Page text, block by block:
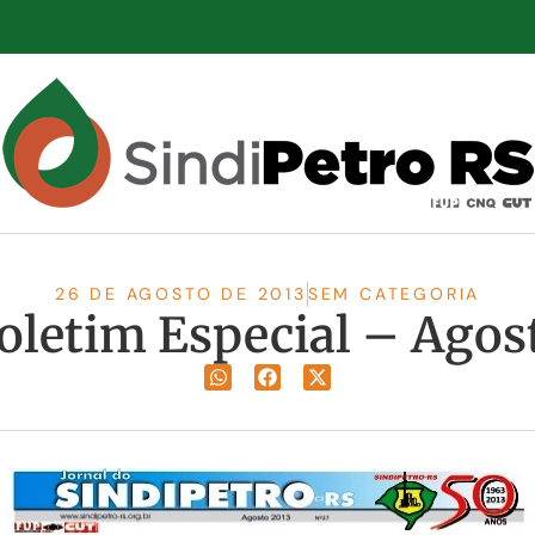
26 DE AGOSTO DE 2013 SEM CATEGORIA
Especial –